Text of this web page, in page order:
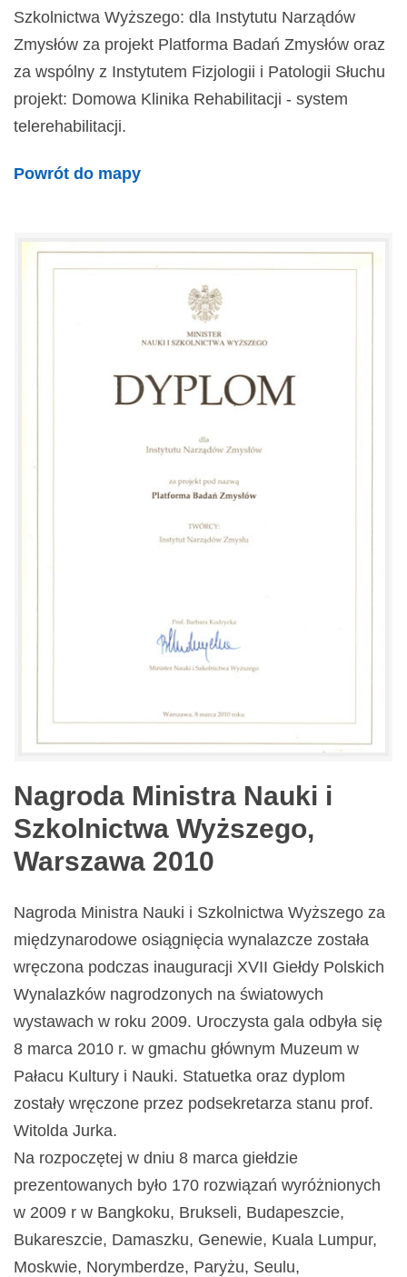
Szkolnictwa Wyższego: dla Instytutu Narządów
Zmysłów za projekt Platforma Badań Zmysłów oraz
za wspólny z Instytutem Fizjologii i Patologii Słuchu
projekt: Domowa Klinika Rehabilitacji - system
telerehabilitacji.
Powrót do mapy
Nagroda Ministra Nauki i
Szkolnictwa Wyższego,
Warszawa 2010
Nagroda Ministra Nauki i Szkolnictwa Wyższego za
międzynarodowe osiągnięcia wynalazcze została
wręczona podczas inauguracji XVII Giełdy Polskich
Wynalazków nagrodzonych na światowych
wystawach w roku 2009. Uroczysta gala odbyła się
8 marca 2010 r. w gmachu głównym Muzeum w
Pałacu Kultury i Nauki. Statuetka oraz dyplom
zostały wręczone przez podsekretarza stanu prof.
Witolda Jurka.
Na rozpoczętej w dniu 8 marca giełdzie
prezentowanych było 170 rozwiązań wyróżnionych
w 2009 r w Bangkoku, Brukseli, Budapeszcie,
Bukareszcie, Damaszku, Genewie, Kuala Lumpur,
Moskwie, Norymberdze, Paryżu, Seulu,